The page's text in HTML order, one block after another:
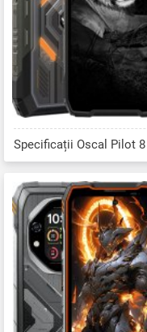
Specificații Oscal Pilot 8